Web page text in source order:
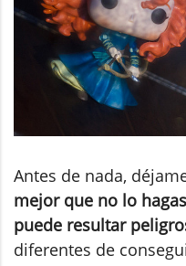
Antes de nada,
mejor que no lo
puede resultar
diferentes de